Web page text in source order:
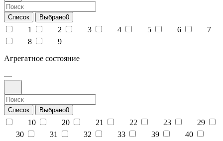
Список Выбрано0
1 2 3 4 5 6
7
8
9
Агрегатное состояние
—
Список Выбрано0
10 20 21 22 23
29
30
31 32 33 39
40